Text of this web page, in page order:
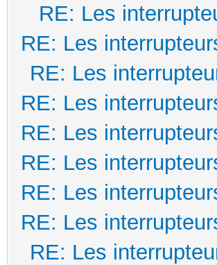
RE: Les
RE: Les
RE: Les
RE: Les
RE: Les
RE: Les
RE: Les
RE: Les
RE: Les